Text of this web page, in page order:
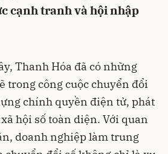
cạnh tranh và hội nhập
Thanh Hóa đã có những
trong công cuộc chuyển đổi
chính quyền điện tử, phát
hội số toàn diện. Với quan
doanh nghiệp làm trung